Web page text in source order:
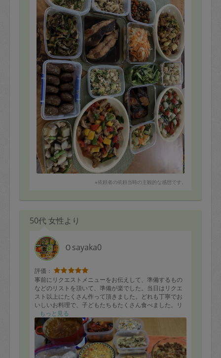
※依頼者の依頼当時の主観的な感想です。
50代 女性より
Ｏsayaka0
評価：
事前にリクエストメニューをお伝えして、準備するもの
などのリストを頂いて、準備が楽でした。当日はリクエ
スト以上にたくさん作って頂きました。どれも丁寧でお
いしいお料理で、子どもたちもたくさん食べました。リ
クエストした、お豆のスープは、具沢山で美味しかった
です。またお願いしたいと思います！
もっと見る